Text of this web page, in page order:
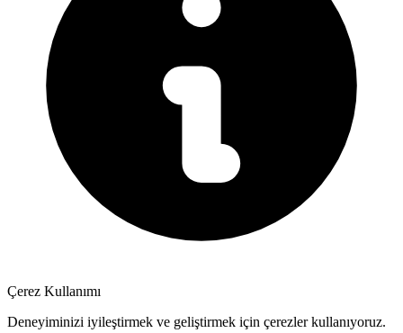
Çerez Kullanımı
Deneyiminizi iyileştirmek ve geliştirmek için çerezler kullanıyoruz.